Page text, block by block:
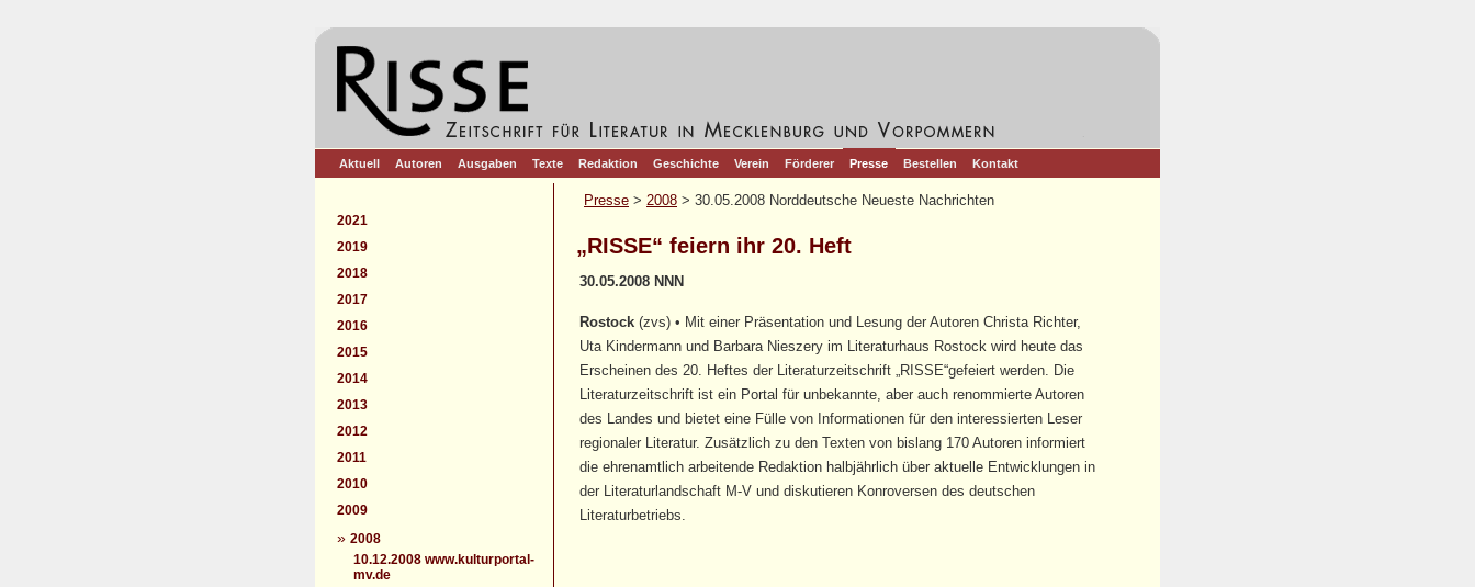
Aktuell Autoren Ausgaben Texte Redaktion Geschichte Verein Förderer Presse Bestellen Kontakt
2021
2019
2018
2017
2016
2015
2014
2013
2012
2011
2010
2009
» 2008
10.12.2008 www.kulturportal-
mv.de
Presse > 2008 > 30.05.2008 Norddeutsche Neueste Nachrichten
„RISSE“ feiern ihr 20. Heft
30.05.2008 NNN
Rostock (zvs) • Mit einer Präsentation und Lesung der Autoren Christa Richter,
Uta Kindermann und Barbara Nieszery im Literaturhaus Rostock wird heute das
Erscheinen des 20. Heftes der Literaturzeitschrift „RISSE“gefeiert werden. Die
Literaturzeitschrift ist ein Portal für unbekannte, aber auch renommierte Autoren
des Landes und bietet eine Fülle von Informationen für den interessierten Leser
regionaler Literatur. Zusätzlich zu den Texten von bislang 170 Autoren informiert
die ehrenamtlich arbeitende Redaktion halbjährlich über aktuelle Entwicklungen in
der Literaturlandschaft M-V und diskutieren Konroversen des deutschen
Literaturbetriebs.